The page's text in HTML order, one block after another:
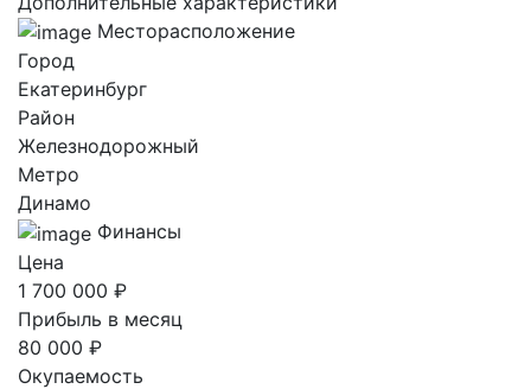
Месторасположение
Город
Екатеринбург
Район
Железнодорожный
Метро
Динамо
Финансы
Цена
1 700 000 ₽
Прибыль в месяц
80 000 ₽
Окупаемость